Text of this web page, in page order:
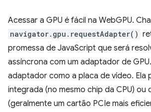
Acessar a GPU é fácil na WebGPU.
navigator.gpu.requestAdapter()
promessa de JavaScript que será
assíncrona com um adaptador de
adaptador como a placa de vídeo. Ela
integrada (no mesmo chip da CPU) ou
(geralmente um cartão PCIe mais